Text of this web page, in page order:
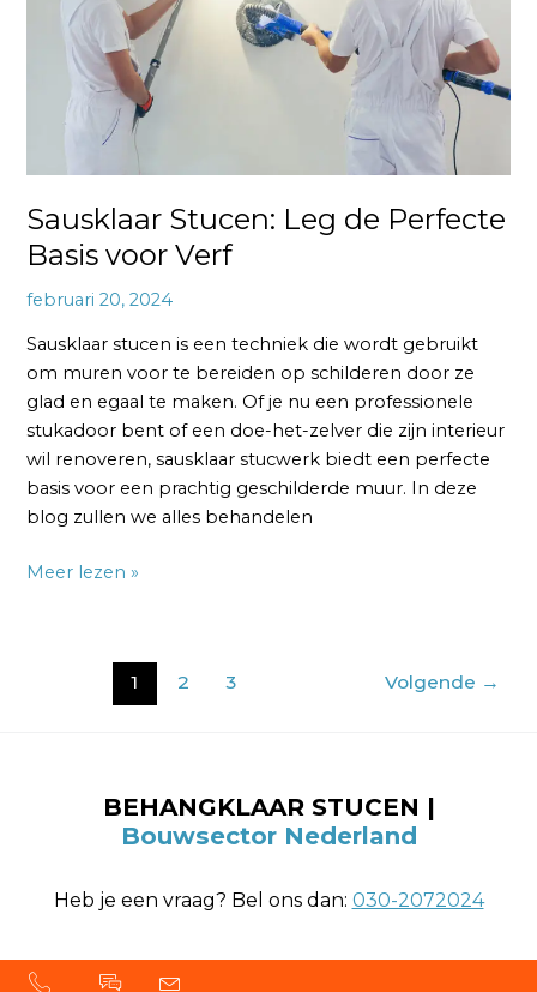
Sausklaar Stucen: Leg de Perfecte
Basis voor Verf
februari 20, 2024
Sausklaar stucen is een techniek die wordt gebruikt
om muren voor te bereiden op schilderen door ze
glad en egaal te maken. Of je nu een professionele
stukadoor bent of een doe-het-zelver die zijn interieur
wil renoveren, sausklaar stucwerk biedt een perfecte
basis voor een prachtig geschilderde muur. In deze
blog zullen we alles behandelen
Meer lezen »
1 2 3 Volgende →
BEHANGKLAAR STUCEN |
Bouwsector Nederland
Heb je een vraag? Bel ons dan: 030-2072024